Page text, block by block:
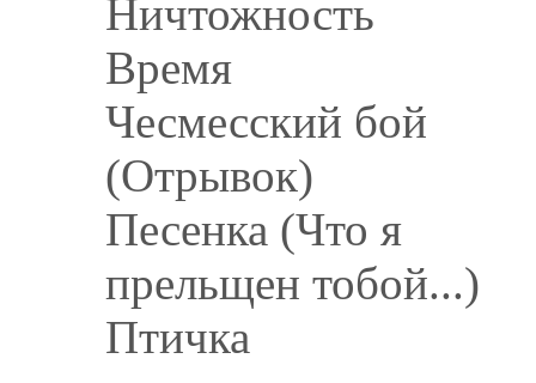
Ничтожность
Время
Чесмесский бой
(Отрывок)
Песенка (Что я
прельщен тобой...)
Птичка